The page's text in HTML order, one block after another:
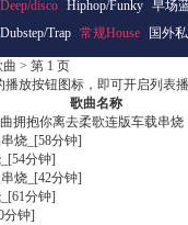
Deep/disco Hiphop/Funky 早场
Dubstep/Trap 常规House 国外
曲 > 第 1 页
放按钮图标，即可开启列表
歌曲名称
拥抱你离去柔歌连版车载串烧
烧_[58分钟]
分钟]
烧_[42分钟]
分钟]
分钟]